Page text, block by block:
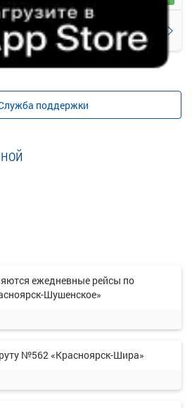
о маршруте
поддержки
ежедневные рейсы по
Шушенское»
№562 «Красноярск-Шира»